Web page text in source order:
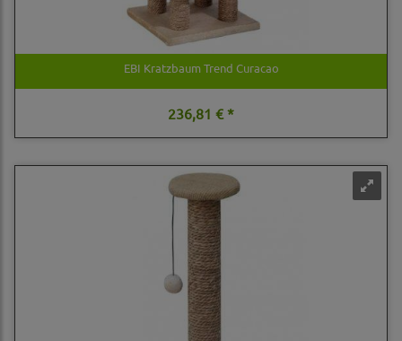
EBI Kratzbaum Trend Curacao
236,81 € *